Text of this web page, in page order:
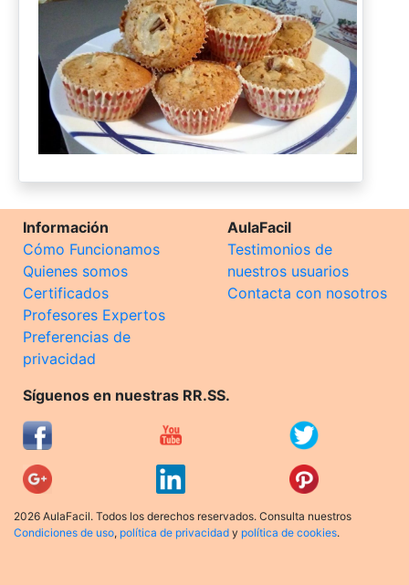
Información
Cómo Funcionamos
Quienes somos
Certificados
Profesores Expertos
Preferencias de
privacidad
AulaFacil
Testimonios de
nuestros usuarios
Contacta con nosotros
Síguenos en nuestras RR.SS.
2026 AulaFacil. Todos los derechos reservados. Consulta nuestros
Condiciones de uso, política de privacidad y política de cookies.